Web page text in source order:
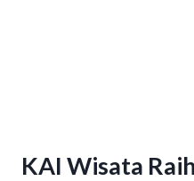
KAI Wisata